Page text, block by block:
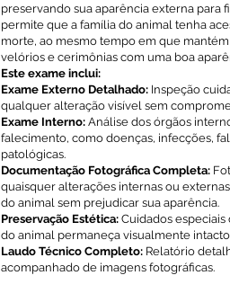
preservando sua aparência externa para
permite que a família do animal tenha
morte, ao mesmo tempo em que
velórios e cerimônias com uma boa
Este exame inclui:
Exame Externo Detalhado: Inspeção
qualquer alteração visível sem
Exame Interno: Análise dos órgãos
falecimento, como doenças, infecções,
patológicas.
Documentação Fotográfica Completa:
quaisquer alterações internas ou
do animal sem prejudicar sua aparência.
Preservação Estética: Cuidados
do animal permaneça visualmente
Laudo Técnico Completo: Relatório
acompanhado de imagens fotográficas.